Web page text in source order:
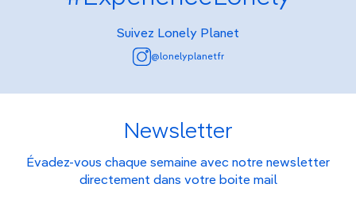
Suivez Lonely Planet
@lonelyplanetfr
Newsletter
Évadez-vous chaque semaine avec notre newsletter
directement dans votre boite mail